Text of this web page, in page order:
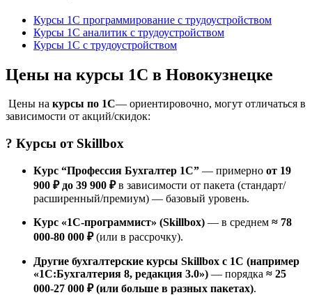
Курсы 1С программирование с трудоустройством
Курсы 1С аналитик с трудоустройством
Курсы 1С с трудоустройством
Цены на курсы 1С в Новокузнецке
Цены на курсы по 1С— ориентировочно, могут отличаться в
зависимости от акций/скидок:
? Курсы от Skillbox
Курс “Профессия Бухгалтер 1С” — примерно от 19
900 ₽ до 39 900 ₽в зависимости от пакета (стандарт/
расширенный/премиум) — базовый уровень.
Курс «1С-программист» (Skillbox) — в среднем ≈ 78
000-80 000 ₽(или в рассрочку).
Другие бухгалтерские курсы Skillbox с 1С (например
«1С:Бухгалтерия 8, редакция 3.0») — порядка ≈ 25
000-27 000 ₽ (или больше в разных пакетах).